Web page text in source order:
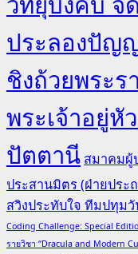
ประลองปัญ
ชิงถ้วยพระ
พระเจ้าอยู่หั
ปัตตานี สมาคมผู้
ประสานมิตร (ฝ่ายปร
สวิงประทับใจ ทีมปทุม
Coding Challenge: Special
รายวิชา “Dracula and Modern